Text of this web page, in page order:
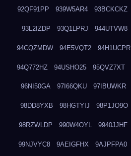
92QF91PP 939W5AR4 93BCKCKZ
93L2IZDP 93Q1LPRJ 944UTVW8
94CQZMDW 94E5VQT2 94H1UCPR
94Q772HZ 94USHO25 95QVZ7XT
96NI50GA 97I66QKU 97IBUWKR
98DD8YXB 98HGTYIJ 98P1JO9O
98RZWLDP 990W4OYL 9940JJHF
99NJVYC8 9AEIGFHX 9AJPFPA0